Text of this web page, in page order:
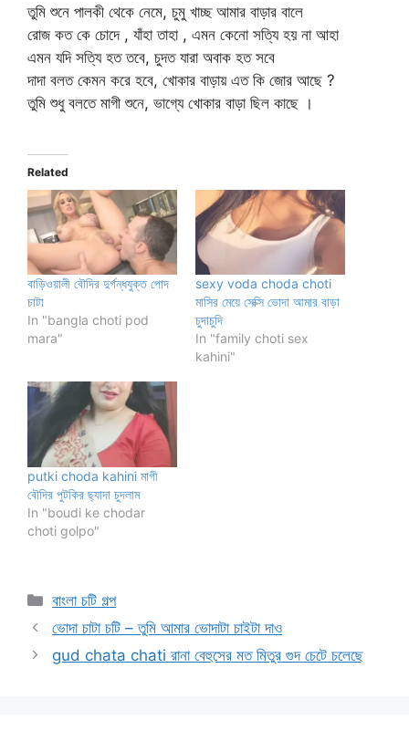
তুমি শুনে পালকী থেকে নেমে, চুমু খাচ্ছ আমার বাড়ার বালে
রোজ কত কে চোদে , যাঁহা তাহা , এমন কেনো সত্যি হয় না আহা
এমন যদি সত্যি হত তবে, চুদত যারা অবাক হত সবে
দাদা বলত কেমন করে হবে, খোকার বাড়ায় এত কি জোর আছে ?
তুমি শুধু বলতে মাগী শুনে, ভাগ্যে খোকার বাড়া ছিল কাছে ।
Related
বাড়িওয়ালী বৌদির দুর্গন্ধযুক্ত পোদ
চাটা
In "bangla choti pod
mara"
sexy voda choda choti
মাসির মেয়ে সেক্সি ভোদা আমার বাড়া
চুদাচুদি
In "family choti sex
kahini"
putki choda kahini মাগী
বৌদির পুটকির ছ্যাদা চুদলাম
In "boudi ke chodar
choti golpo"
Categories
বাংলা চটি গল্প
ভোদা চাটা চটি – তুমি আমার ভোদাটা চাইটা দাও
gud chata chati রানা বেহুসের মত মিতুর গুদ চেটে চলেছে